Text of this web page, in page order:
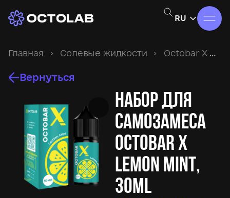
RU
Главная › Солевые жидкости › Octobar X ›
Вернуться
Набор для
самозамеса
Octobar X
Lemon Mint,
30ml